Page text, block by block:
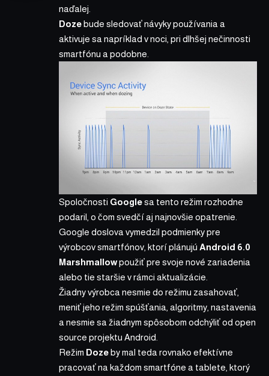
naďalej.
Doze bude sledovať návyky používania a
aktivuje sa napríklad v noci, pri dlhšej nečinnosti
smartfónu a podobne.
Spoločnosti Googlesa tento režim rozhodne
podaril, o čom svedčí aj najnovšie opatrenie.
Google doslova vymedzil podmienkypre
výrobcov smartfónov, ktorí plánujú Android 6.0
Marshmallowpoužiť pre svoje nové zariadenia
alebo tie staršie v rámci aktualizácie.
Žiadny výrobca nesmie do režimu zasahovať,
meniť jeho režim spúšťania, algoritmy, nastavenia
a nesmie sa žiadnym spôsobom odchýliť od open
source projektu Android.
Režim Dozeby mal teda rovnako efektívne
pracovať na každom smartfóne a tablete, ktorý